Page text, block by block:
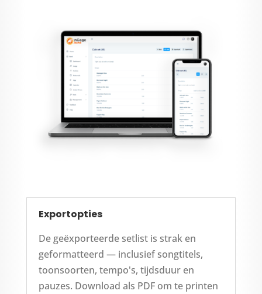
Exportopties
De geëxporteerde setlist is strak en
geformatteerd — inclusief songtitels,
toonsoorten, tempo's, tijdsduur en
pauzes. Download als PDF om te printen